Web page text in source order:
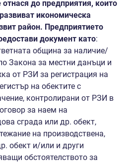
до предприятия, които
икономическа
район. Предприятието
документ като:
община за наличие/
Закона за местни данъци и
от РЗИ за регистрация на
на обектите с
контролирани от РЗИ в
за наем на
сграда или др. обект,
на производствена,
обект и/или и други
обстоятелството за